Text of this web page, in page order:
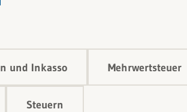
und Inkasso Mehrwertsteuer
Steuern